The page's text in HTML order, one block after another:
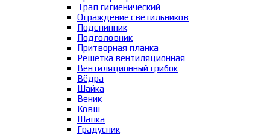
Трап гигиенический
Ограждение светильников
Подспинник
Подголовник
Притворная планка
Решётка вентиляционная
Вентиляционный грибок
Вёдра
Шайка
Веник
Ковш
Шапка
Градусник